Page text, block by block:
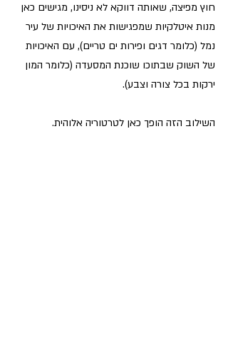
חוץ מפיצה, שאותה דווקא לא ניסינו, מגישים כאן
מנות איטלקיות שמפגישות את האיכויות של עיר
נמל (כלומר דגים ופירות ים טריים), עם האיכויות
של השוק שבתוכו שוכנת המסעדה (כלומר המון
ירקות בכל צורה וצבע).
השילוב הזה הופך כאן לטרטוריה אלוהית.